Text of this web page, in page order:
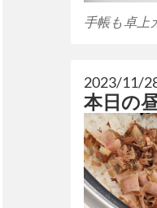
手帳も卓上
2023/11/
本日の